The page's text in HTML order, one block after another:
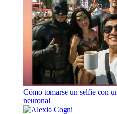
Cómo tomarse un selfie con
neuronal